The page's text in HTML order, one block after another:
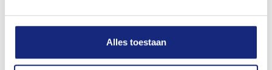
Alles toestaan